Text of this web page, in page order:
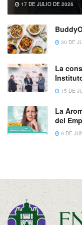
17 DE JULIO DE 2026
30 DE
La
15 DE
La
del
9 DE